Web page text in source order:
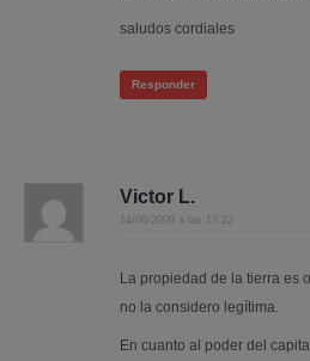
saludos cordiales
Responder
Victor L.
14/06/2009 a las 17:22
La propiedad de la tierra es
no la considero legítima.
En cuanto al poder del